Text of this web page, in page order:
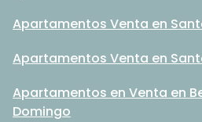
Apartamentos Venta en
Apartamentos Venta en
Apartamentos en Venta en
Domingo